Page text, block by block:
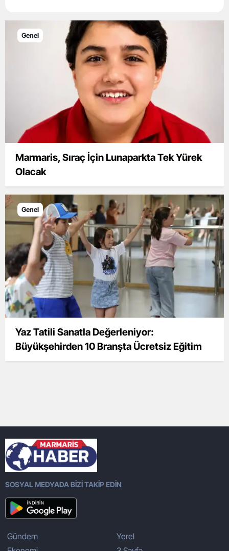
Genel
Marmaris, Sıraç İçin Lunaparkta Tek Yürek
Olacak
Genel
Yaz Tatili Sanatla Değerleniyor:
Büyükşehirden 10 Branşta Ücretsiz Eğitim
SOSYAL MEDYADA BİZİ TAKİP EDİN
Gündem
Yerel